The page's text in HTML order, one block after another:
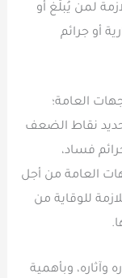
لمن يُبلّغ أو
أو جرائم
العامة؛
نقاط الضعف
فساد،
العامة من أجل
للوقاية من
وآثاره، وبأهمية